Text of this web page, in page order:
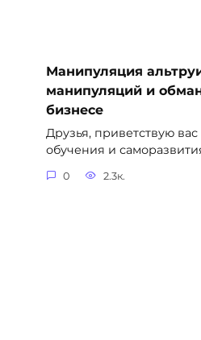
Манипуляция
манипуляций и
бизнесе
Друзья, приветствую
обучения и
0 2.3к.